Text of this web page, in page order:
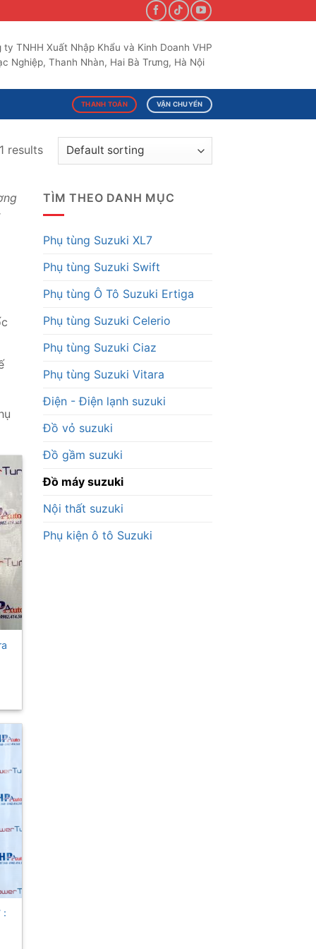
TNHH Xuất Nhập Khẩu và Kinh Doanh VHP
Nghiệp, Thanh Nhàn, Hai Bà Trưng, Hà Nội
THANH TOÁN VẬN CHUYỂN
results
:
TÌM THEO DANH MỤC
Phụ tùng Suzuki XL7
Phụ tùng Suzuki Swift
Phụ tùng Ô Tô Suzuki Ertiga
Phụ tùng Suzuki Celerio
Phụ tùng Suzuki Ciaz
Phụ tùng Suzuki Vitara
Điện - Điện lạnh suzuki
Đồ vỏ suzuki
Đồ gầm suzuki
Đồ máy suzuki
Nội thất suzuki
Phụ kiện ô tô Suzuki